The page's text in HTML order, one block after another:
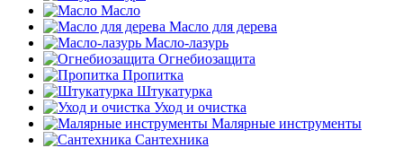
Масло
Масло для дерева
Масло-лазурь
Огнебиозащита
Пропитка
Штукатурка
Уход и очистка
Малярные инструменты
Сантехника